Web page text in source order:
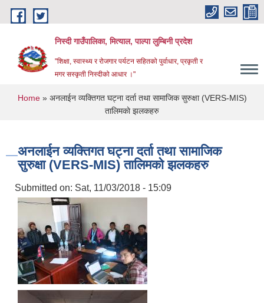
Skip to main content
निस्दी गाउँपालिका, मित्याल, पाल्पा लुम्बिनी प्रदेश
"शिक्षा, स्वास्थ्य र रोजगार पर्यटन सहितको पुर्वाधार, प्रकृती र
मगर सस्कृती निस्दीको आधार ।"
You are here
Home» अनलाईन व्यक्तिगत घट्ना दर्ता तथा सामाजिक सुरुक्षा (VERS-MIS)
तालिमकाे झलकहरु
अनलाईन व्यक्तिगत घट्ना दर्ता तथा सामाजिक
सुरुक्षा (VERS-MIS) तालिमकाे झलकहरु
Submitted on: Sat, 11/03/2018 - 15:09